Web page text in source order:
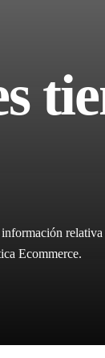
relativa
Ecommerce.